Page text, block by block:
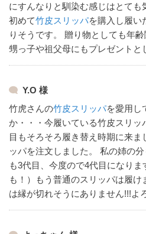
にすんなりと馴染む感じはとても
初めて竹皮スリッパを購入し履い
りそうです。
贈り物としても年
甥っ子や祖父母にもプレゼントと
Y.O 様
竹虎さんの竹皮スリッパを愛用し
か・・・今履いている竹皮スリッ
目もそろそろ履き替え時期に来ま
ッパを注文しました。
私の姉の
も3代目、今度ので4代目になりま
も！）もう普通のスリッパは履け
は縁が切れそうにありません!!!よ